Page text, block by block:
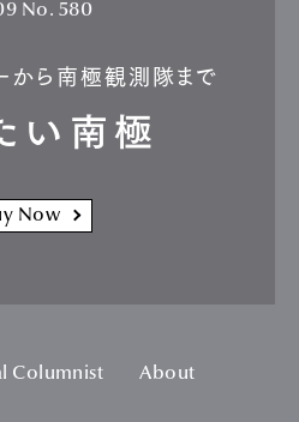
No. 580
から南極観測隊まで
い南極
Now
Columnist
About